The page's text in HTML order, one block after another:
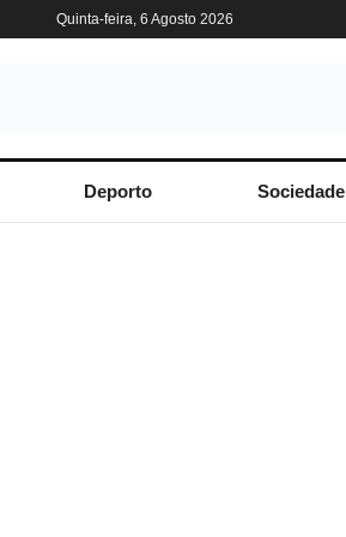
Quinta-feira, 6 Agosto 2026
Deporto Sociedade